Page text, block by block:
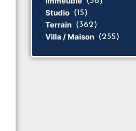
Studio (15)
Terrain (362)
Villa / Maison (255)